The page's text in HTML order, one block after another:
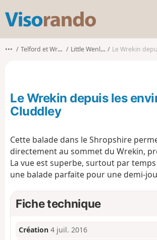
s
o
o
••• Telford et Wrekin Little Wenlock Le Wrekin depuis
Le Wrekin depuis les
Cluddley
Cette balade dans le Shropshire
directement au sommet du Wrekin,
La vue est superbe, surtout par temps
une balade parfaite pour une demi-
Fiche technique
Création 4 juil. 2016